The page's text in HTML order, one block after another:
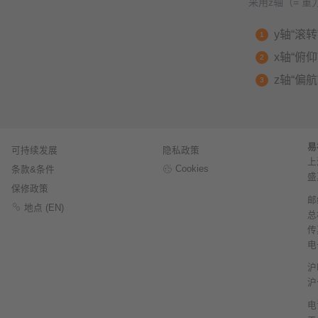
采用z轴（= 重
y轴“滚
x轴“俯
z轴“偏
可持续发展
条款&条件
保修政策
地点 (EN)
隐私政策
Cookies